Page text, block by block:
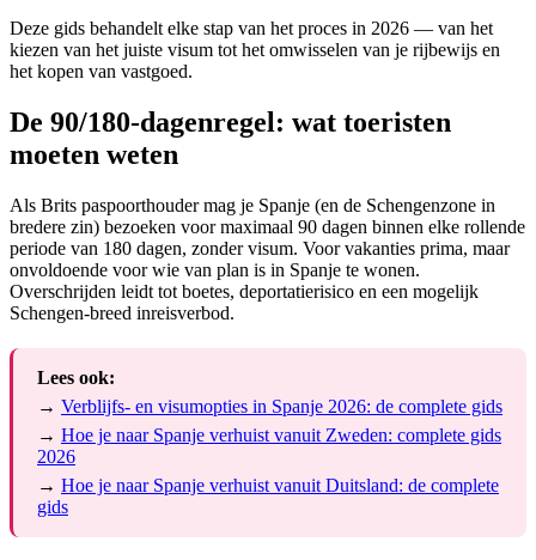
Deze gids behandelt elke stap van het proces in 2026 — van het
kiezen van het juiste visum tot het omwisselen van je rijbewijs en
het kopen van vastgoed.
De 90/180-dagenregel: wat toeristen
moeten weten
Als Brits paspoorthouder mag je Spanje (en de Schengenzone in
bredere zin) bezoeken voor maximaal 90 dagen binnen elke rollende
periode van 180 dagen, zonder visum. Voor vakanties prima, maar
onvoldoende voor wie van plan is in Spanje te wonen.
Overschrijden leidt tot boetes, deportatierisico en een mogelijk
Schengen-breed inreisverbod.
Lees ook:
→ Verblijfs- en visumopties in Spanje 2026: de complete gids
→ Hoe je naar Spanje verhuist vanuit Zweden: complete gids
2026
→ Hoe je naar Spanje verhuist vanuit Duitsland: de complete
gids